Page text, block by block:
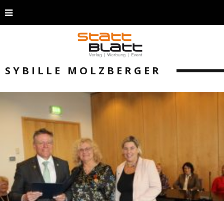
SYBILLE MOLZBERGER